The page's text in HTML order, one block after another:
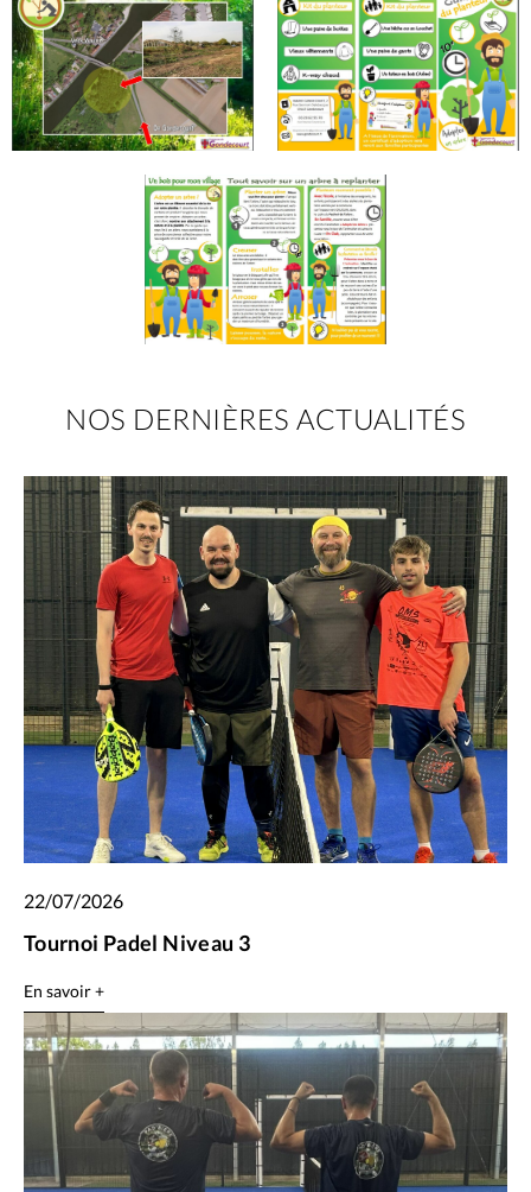
NOS DERNIÈRES ACTUALITÉS
22/07/2026
Tournoi Padel Niveau 3
En savoir +